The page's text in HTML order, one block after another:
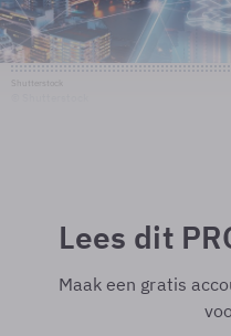
Lees dit
Maak een gratis